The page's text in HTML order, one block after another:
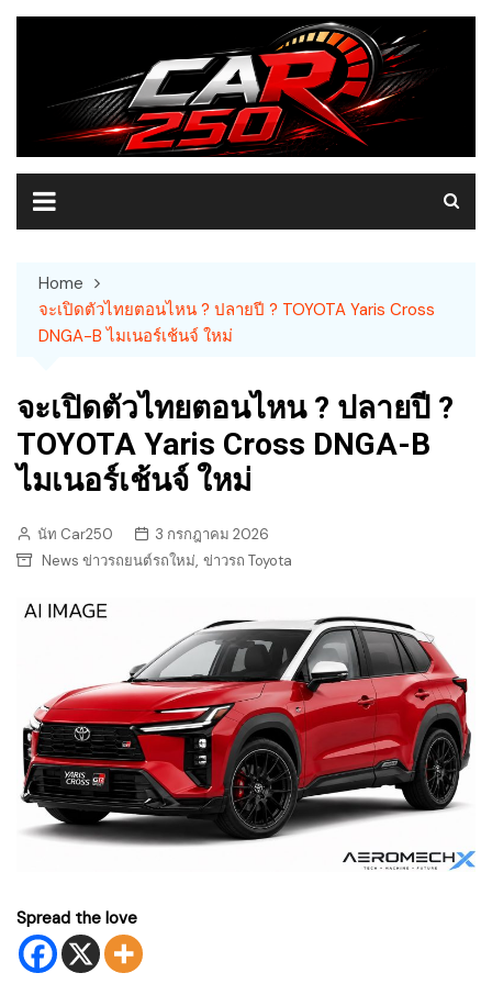
Skip
Home
จะเปิดตัวไทยตอนไหน ? ปลายปี ? TOYOTA Yaris Cross
DNGA-B ไมเนอร์เช้นจ์ ใหม่
จะเปิดตัวไทยตอนไหน ? ปลายปี ?
TOYOTA Yaris Cross DNGA-B
ไมเนอร์เช้นจ์ ใหม่
นัท Car250
3 กรกฎาคม 2026
News ข่าวรถยนต์รถใหม่, ข่าวรถ Toyota
Spread the love